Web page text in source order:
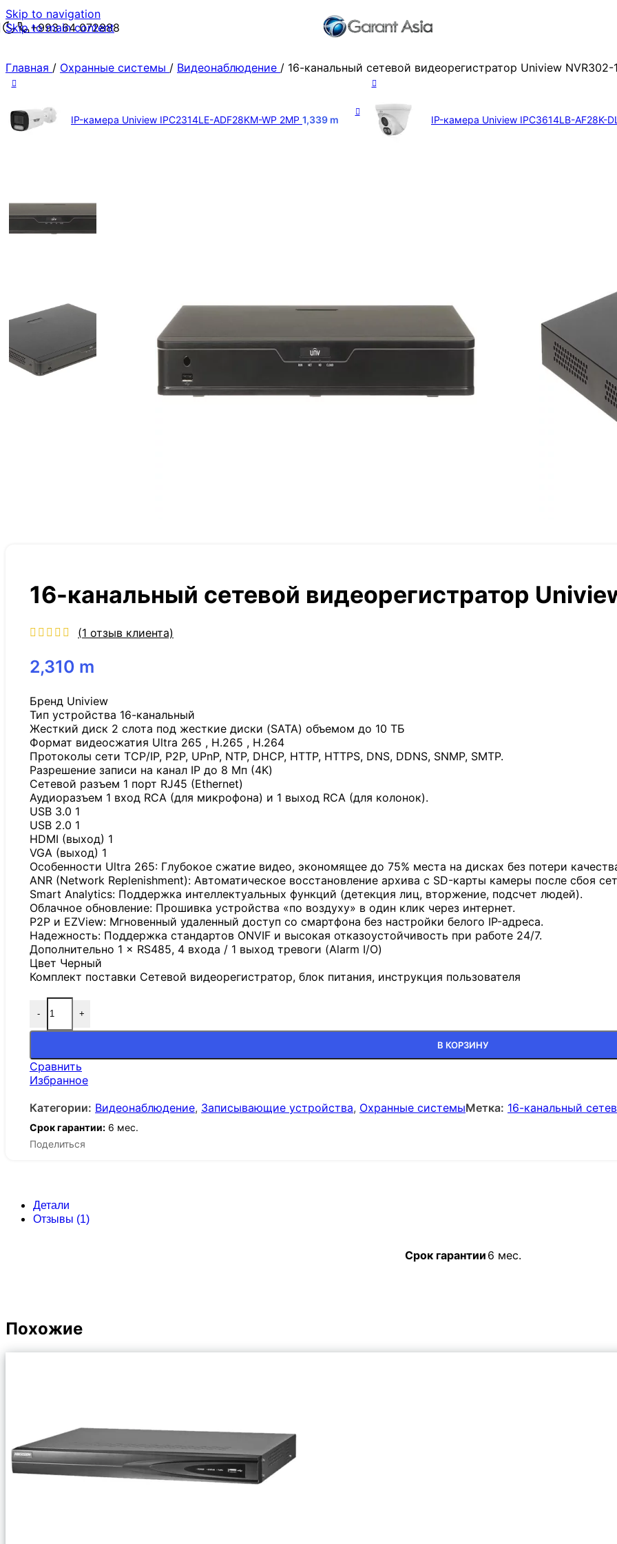
Skip to navigation
Skip to main content
+993 64 072888
Главная / Охранные системы / Видеонаблюдение / 16-канальный сетевой видеорегистратор Uniview NVR302-
IP-камера Uniview IPC2314LE-ADF28KM-WP 2MP 1,339 m IP-камера Uniview IPC3614LB-AF28K-
16-канальный сетевой видеорегистратор
(1 отзыв клиента)
2,310 m
Бренд Uniview
Тип устройства 16-канальный
Жесткий диск 2 слота под жесткие диски (SATA) объемом до 10 ТБ
Формат видеосжатия Ultra 265 , H.265 , H.264
Протоколы сети TCP/IP, P2P, UPnP, NTP, DHCP, HTTP, HTTPS, DNS, DDNS, SNMP, SMTP.
Разрешение записи на канал IP до 8 Мп (4K)
Сетевой разъем 1 порт RJ45 (Ethernet)
Аудиоразъем 1 вход RCA (для микрофона) и 1 выход RCA (для колонок).
USB 3.0 1
USB 2.0 1
HDMI (выход) 1
VGA (выход) 1
Особенности Ultra 265: Глубокое сжатие видео, экономящее до 75% места на дисках без потери
ANR (Network Replenishment): Автоматическое восстановление архива с SD-карты камеры после сбоя
Smart Analytics: Поддержка интеллектуальных функций (детекция лиц, вторжение, подсчет людей).
Облачное обновление: Прошивка устройства «по воздуху» в один клик через интернет.
P2P и EZView: Мгновенный удаленный доступ со смартфона без настройки белого IP-адреса.
Надежность: Поддержка стандартов ONVIF и высокая отказоустойчивость при работе 24/7.
Дополнительно 1 × RS485, 4 входа / 1 выход тревоги (Alarm I/O)
Цвет Черный
Комплект поставки Сетевой видеорегистратор, блок питания, инструкция пользователя
- +
В КОРЗИНУ
Сравнить
Избранное
Категории: Видеонаблюдение, Записывающие устройства, Охранные системыМетка: 16-канальный
Срок гарантии: 6 мес.
Поделиться
Детали
Отзывы (1)
Срок гарантии 6 мес.
Похожие